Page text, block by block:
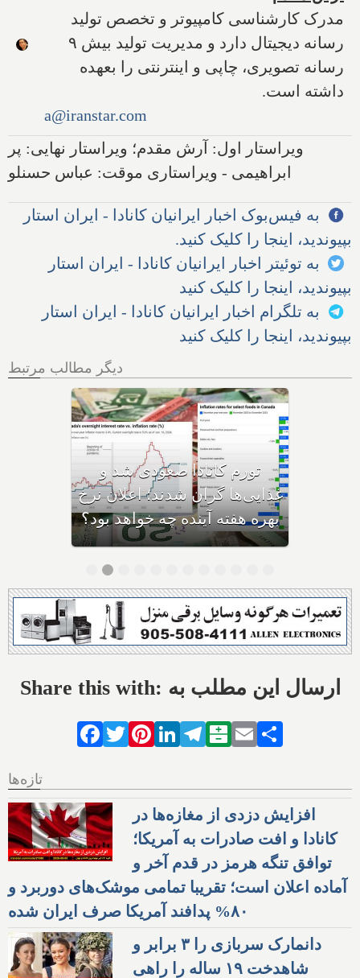
مدرک کارشناسی کامپیوتر و تخصص تولید
رسانه دیجیتال دارد و مدیریت تولید بیش ۹
رسانه تصویری، چاپی و اینترنتی را بعهده
داشته است.
a@iranstar.com
ویراستار اول: آرش مقدم؛ ویراستار نهایی: پر
ابراهیمی - ویراستاری موقت: عباس حسنلو
به فیس‌بوک اخبار ایرانیان کانادا - ایران استار
بپیوندید، اینجا را کلیک کنید.
به توئیتر اخبار ایرانیان کانادا - ایران استار
بپیوندید، اینجا را کلیک کنید
به تلگرام اخبار ایرانیان کانادا - ایران استار
بپیوندید، اینجا را کلیک کنید
دیگر مطالب مرتبط
فردا آخرین روز بازپرداخت وام
۶۰,۰۰۰ دلاری بیزینس‌های
کاناداست؛ نیمی از بیزینس‌ها در
حال ورشکستگی هستند
Share this with: ارسال این مطلب به
Facebook
TwitterPinterestLinkedIn
Telegram
Balatarin
Email
تازه‌ها
افزایش دزدی از مغازه‌ها در
کانادا و افت صادرات به آمریکا؛
توافق تنگه هرمز در قدم آخر و
آماده اعلان است؛ تقریبا تمامی موشک‌های دوربرد و
۸۰% پدافند آمریکا صرف ایران شده
دانمارک سربازی را ۳ برابر و
شاهدخت ۱۹ ساله را راهی